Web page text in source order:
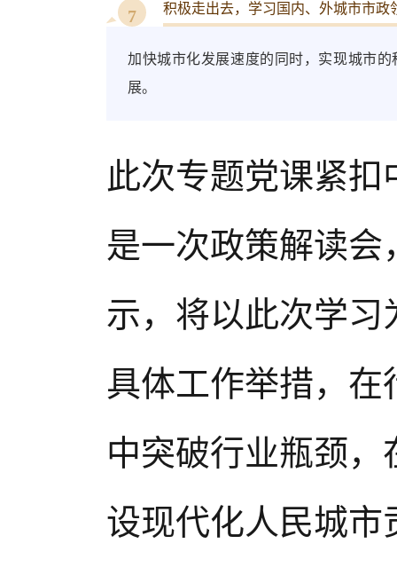
7 积极走出去， 学习国内、外城市市政
加快城市化发展速度的同时，实现城市
展。
此次专题党课紧
是一次政策解读
示，将以此次学
具体工作举措，
中突破行业瓶颈
设现代化人民城市